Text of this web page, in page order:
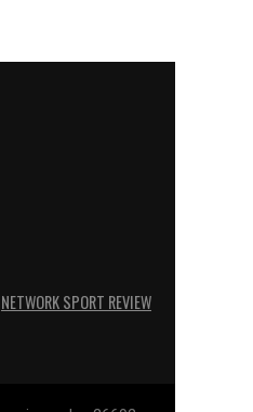
NETWORK SPORT REVIEW